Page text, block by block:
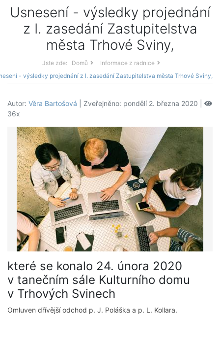
Usnesení - výsledky projednání
z I. zasedání Zastupitelstva
města Trhové Sviny,
Jste zde: Domů
Informace z radnice
- výsledky projednání z I. zasedání Zastupitelstva města Trhové Sviny,
Autor: Věra Bartošová | Zveřejněno: pondělí 2. března 2020 |
36x
které se konalo 24. února 2020
v tanečním sále Kulturního domu
v Trhových Svinech
Omluven dřívější odchod p. J. Poláška a p. L. Kollara.